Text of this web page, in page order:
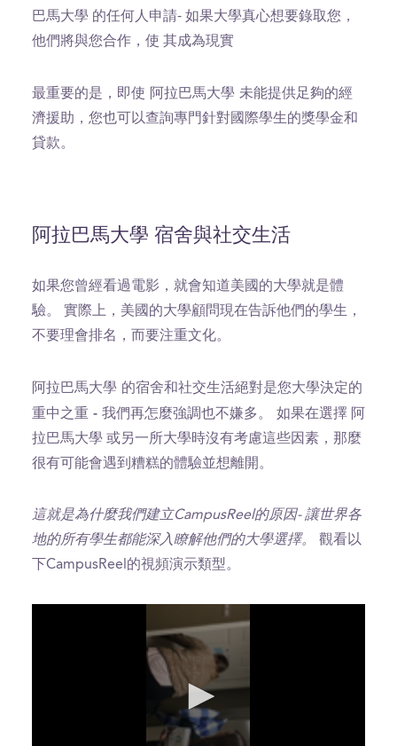
巴馬大學 的任何人申請- 如果大學真心想要錄取您，
他們將與您合作，使 其成為現實
最重要的是，即使 阿拉巴馬大學 未能提供足夠的經
濟援助，您也可以查詢專門針對國際學生的獎學金和
貸款。
阿拉巴馬大學 宿舍與社交生活
如果您曾經看過電影，就會知道美國的大學就是體
驗。 實際上，美國的大學顧問現在告訴他們的學生，
不要理會排名，而要注重文化。
阿拉巴馬大學 的宿舍和社交生活絕對是您大學決定的
重中之重 - 我們再怎麼強調也不嫌多。
如果在選擇 阿
拉巴馬大學 或另一所大學時沒有考慮這些因素，那麼
很有可能會遇到糟糕的體驗並想離開。
這就是為什麼我們建立CampusReel的原因- 讓世界各
地的所有學生都能深入瞭解他們的大學選擇。 觀看以
下CampusReel的視頻演示類型。